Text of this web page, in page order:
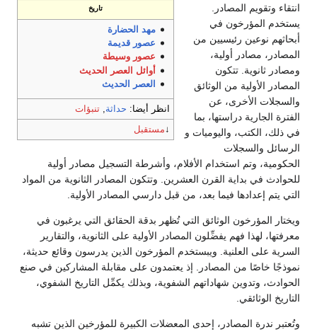
تاريخ
مهد الحضارة
عصور قديمة
عصور وسيطة
أوائل العصر الحديث
العصر الحديث
انظر أيضا: حداثة, تنبؤات
↓مستقبل
انتقاء وتقويم المصادر.
يستخدم المؤرخون في
أبحاثهم نوعين رئيسيين من
المصادر، مصادر أولية،
ومصادر ثانوية. تتكون
المصادر الأولية من الوثائق
والسجلات الأخرى، عن
الفترة الجارية دراستها، بما
في ذلك، الكتب، واليوميات و
الرسائل والسجلات
الحكومية، وتم استخدام الأفلام، وأشرطة التسجيل مصادر أولية
للحوادث في بداية القرن العشرين. وتتكون المصادر الثانوية من المواد
التي يتم إعدادها فيما بعد، من قبل دارسي المصادر الأولية.
ويختار المؤرخون الوثائق التي تُظهر بدقة الحقائق التي يرغبون في
معرفتها، لهذا فهم يفضِّلون المصادر الأولية على الثانوية، والتقارير
السرية على العلنية. ويبستخدم المؤرخون الذين يدرسون وقائع حديثة،
نموذجًا خاصًا من المصادر. إذ يعتمدون على مقابلة المشاركين في صنع
الحوادث، وتدوين شهاداتهم الشفوية، وبذلك يكمِّل التاريخ الشفوي،
التاريخ الوثائقي.
وتُعتبر ندرة المصادر، إحدى المعضلات الكبيرة للمؤرخين الذين تشبه